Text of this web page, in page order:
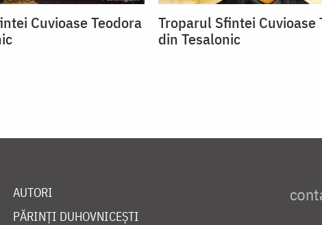
Cuvioase Teodora
Troparul Sfintei Cuvioase
din Tesalonic
AUTORI
PĂRINȚI DUHOVNICEȘTI